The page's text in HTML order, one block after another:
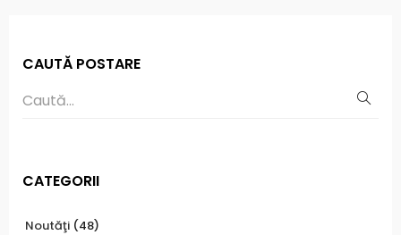
CAUTĂ POSTARE
CATEGORII
Noutăţi (48)